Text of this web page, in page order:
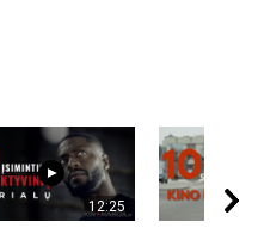
12:25